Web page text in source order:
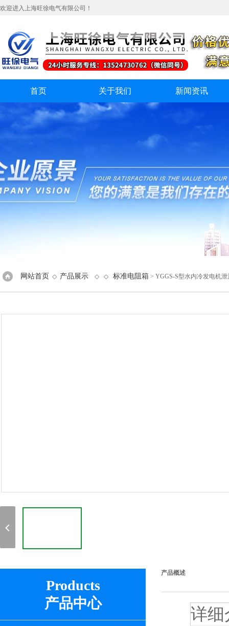
欢迎进入上海旺徐电气有限公司！
首页 关于我们 新闻资讯
网站首页 ◇ 产品展示 ◇ ◇ 标准电阻箱 > YGGS-S型水内冷发电机
Products
产品中心
产品概述
详细